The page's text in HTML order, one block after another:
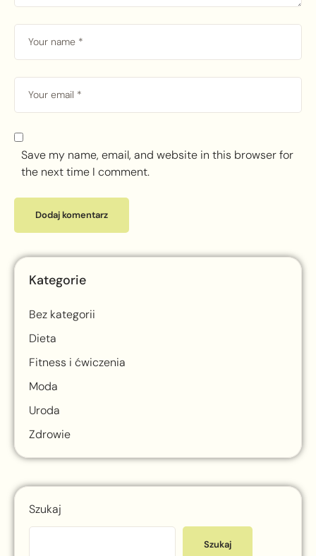
Save my name, email, and website in this browser for
the next time I comment.
Kategorie
Bez kategorii
Dieta
Fitness i ćwiczenia
Moda
Uroda
Zdrowie
Szukaj
Szukaj